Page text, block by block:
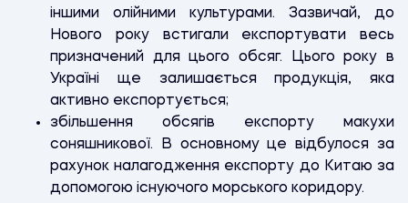
іншими олійними культурами. Зазвичай, до
Нового року встигали експортувати весь
призначений для цього обсяг. Цього року в
Україні ще залишається продукція, яка
активно експортується;
збільшення обсягів експорту макухи
соняшникової. В основному це відбулося за
рахунок налагодження експорту до Китаю за
допомогою існуючого морського коридору.